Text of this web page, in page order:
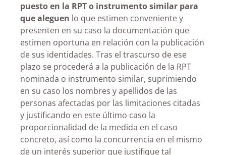
puesto en la RPT o instrumento similar para
que aleguen lo que estimen conveniente y
presenten en su caso la documentación que
estimen oportuna en relación con la publicación
de sus identidades. Tras el trascurso de ese
plazo se procederá a la publicación de la RPT
nominada o instrumento similar, suprimiendo
en su caso los nombres y apellidos de las
personas afectadas por las limitaciones citadas
y justificando en este último caso la
proporcionalidad de la medida en el caso
concreto, así como la concurrencia en el mismo
de un interés superior que justifique tal